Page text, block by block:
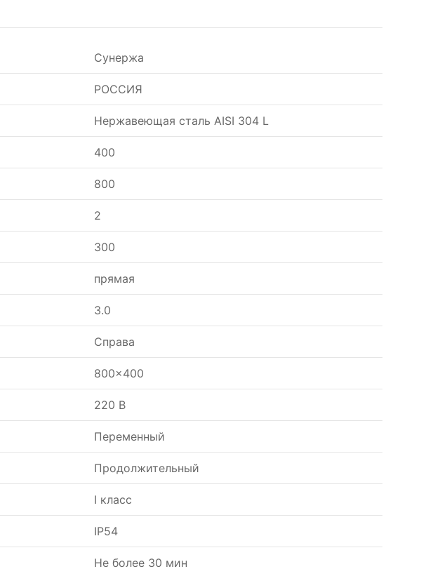
Сунержа
РОССИЯ
Нержавеющая сталь AISI 304 L
400
800
2
300
прямая
3.0
Справа
800x400
220 В
Переменный
Продолжительный
I класс
IP54
Не более 30 мин